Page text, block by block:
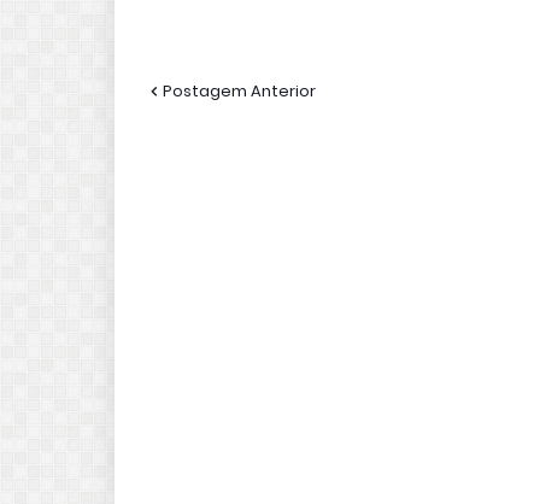
Postagem Anterior